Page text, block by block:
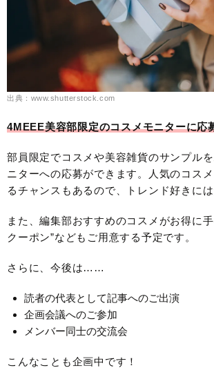
出典：www.shutterstock.com
4MEEE美容部限定のコスメモニターに応
部員限定でコスメや美容雑貨のサンプル
ニターへの応募ができます。人気のコス
るチャンスもあるので、トレンド好きに
また、編集部おすすめのコスメがお得に
クーポン”などもご用意する予定です。
さらに、今後は……
読者の代表として記事へのご出演
企画会議へのご参加
メンバー同士の交流会
こんなことも企画中です！